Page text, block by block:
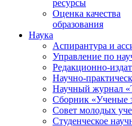
ресурсы
Оценка качества
образования
Наука
Аспирантура и
Управление по
Редакционно-
Научно-
Научный журнал
Сборник «Ученые
Совет молодых
Студенческое